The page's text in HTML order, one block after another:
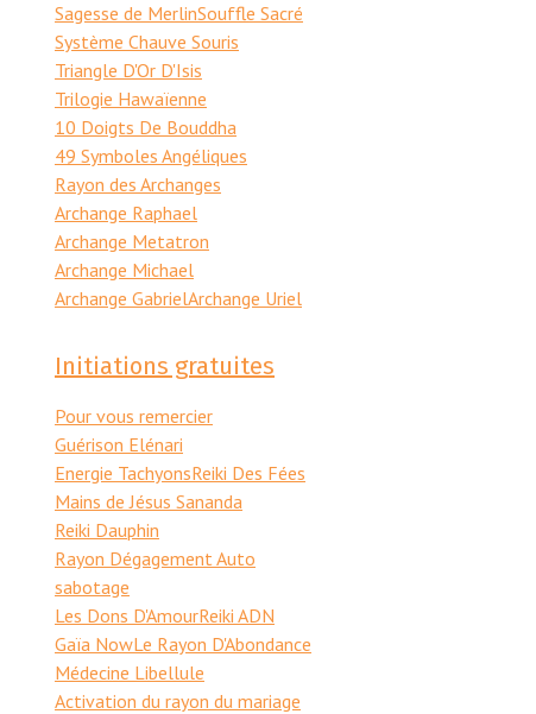
Sagesse de MerlinSouffle Sacré
Système Chauve Souris
Triangle D'Or D'Isis
Trilogie Hawaïenne
10 Doigts De Bouddha
49 Symboles Angéliques
Rayon des Archanges
Archange Raphael
Archange Metatron
Archange Michael
Archange GabrielArchange Uriel
Initiations gratuites
Pour vous remercier
Guérison Elénari
Energie TachyonsReiki Des Fées
Mains de Jésus Sananda
Reiki Dauphin
Rayon Dégagement Auto
sabotage
Les Dons D'AmourReiki ADN
Gaïa NowLe Rayon D'Abondance
Médecine Libellule
Activation du rayon du mariage